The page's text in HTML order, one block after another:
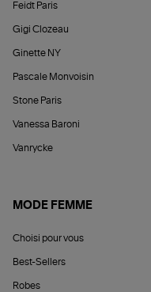
Feidt Paris
Gigi Clozeau
Ginette NY
Pascale Monvoisin
Stone Paris
Vanessa Baroni
Vanrycke
MODE FEMME
Choisi pour vous
Best-Sellers
Robes